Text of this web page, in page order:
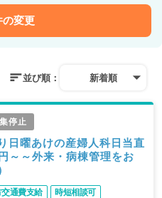
変更
並び順： 新着順
停止
日曜あけの産婦人科日当直
～～外来・病棟管理をお
通費支給 時短相談可